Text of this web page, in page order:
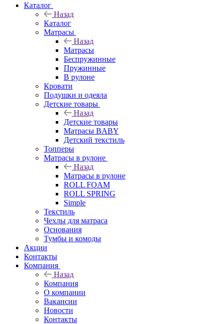
Каталог
Назад
Каталог
Матрасы
Назад
Матрасы
Беспружинные
Пружинные
В рулоне
Кровати
Подушки и одеяла
Детские товары
Назад
Детские товары
Матрасы BABY
Детский текстиль
Топперы
Матрасы в рулоне
Назад
Матрасы в рулоне
ROLL FOAM
ROLL SPRING
Simple
Текстиль
Чехлы для матраса
Основания
Тумбы и комоды
Акции
Контакты
Компания
Назад
Компания
О компании
Вакансии
Новости
Контакты